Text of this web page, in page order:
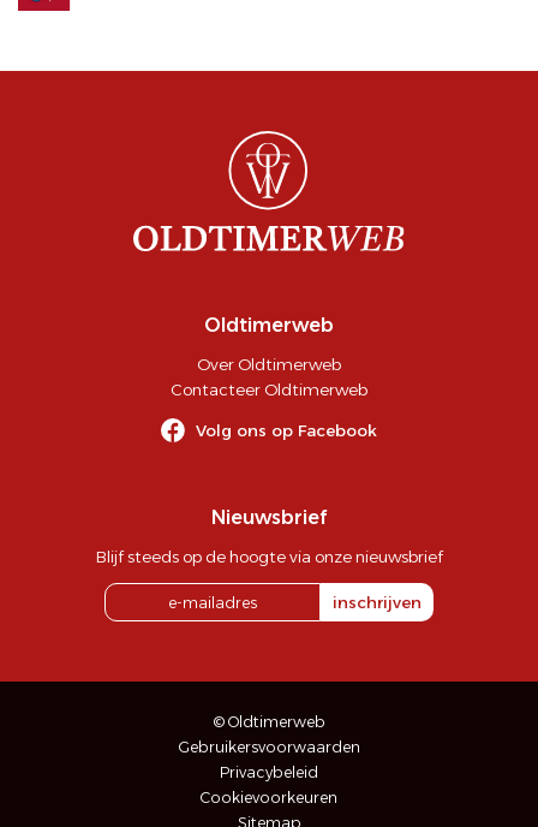
Oldtimerweb
Over Oldtimerweb
Contacteer Oldtimerweb
Volg ons op Facebook
Nieuwsbrief
Blijf steeds op de hoogte via onze nieuwsbrief
inschrijven
© Oldtimerweb
Gebruikersvoorwaarden
Privacybeleid
Cookievoorkeuren
Sitemap